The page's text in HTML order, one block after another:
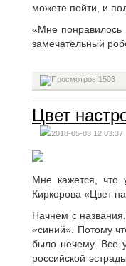
можете пойти, и
«Мне понравилось
замечательный
1503
Цвет
2018-05-03 12:03:37
Мне кажется, что
Киркорова «Цвет
Начнем с
«синий». Потому
было нечему. Все
российской